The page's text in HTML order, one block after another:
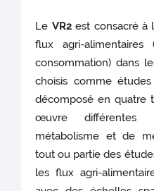
Le VR2est consacré à
flux agri-
consommation) dans
choisis comme
décomposé en quatre
œuvre différentes
métabolisme et de
tout ou partie des
les flux agri-